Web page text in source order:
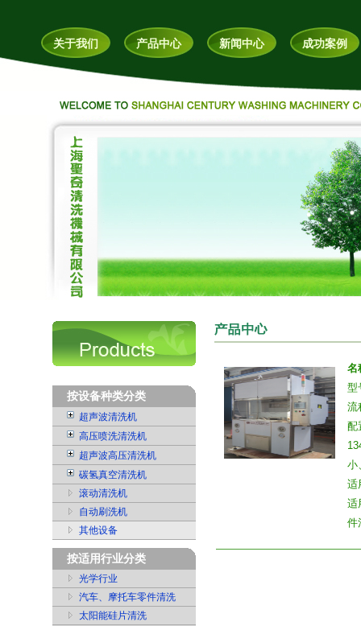
关于我们 产品中心 新闻中心 成功案例
按设备种类分类
超声波清洗机
高压喷洗清洗机
超声波高压清洗机
碳氢真空清洗机
滚动清洗机
自动刷洗机
其他设备
按适用行业分类
光学行业
汽车、摩托车零件清洗
太阳能硅片清洗
名
型
流
配
小
适
适
件